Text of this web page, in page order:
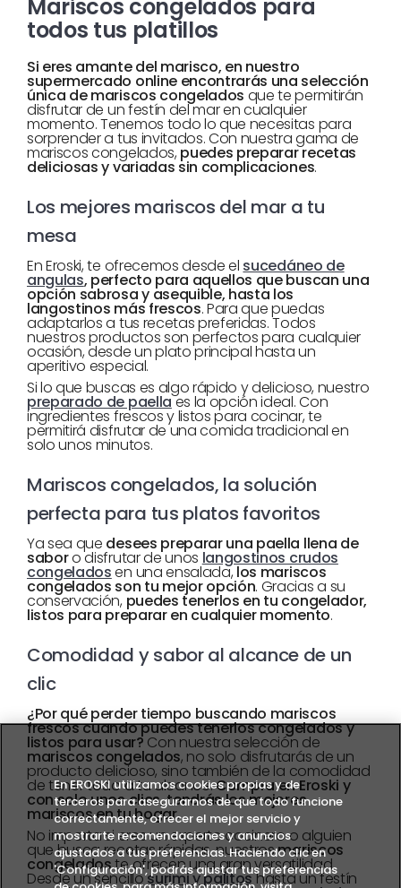
Mariscos congelados para
todos tus platillos
Si eres amante del marisco, en nuestro
supermercado online encontrarás una selección
única de mariscos congelados que te permitirán
disfrutar de un festín del mar en cualquier
momento. Tenemos todo lo que necesitas para
sorprender a tus invitados. Con nuestra gama de
mariscos congelados, puedes preparar recetas
deliciosas y variadas sin complicaciones.
Los mejores mariscos del mar a tu
mesa
En Eroski, te ofrecemos desde el sucedáneo de
angulas, perfecto para aquellos que buscan una
opción sabrosa y asequible, hasta los
langostinos más frescos. Para que puedas
adaptarlos a tus recetas preferidas. Todos
nuestros productos son perfectos para cualquier
ocasión, desde un plato principal hasta un
aperitivo especial.
Si lo que buscas es algo rápido y delicioso, nuestro
preparado de paellaes la opción ideal. Con
ingredientes frescos y listos para cocinar, te
permitirá disfrutar de una comida tradicional en
solo unos minutos.
Mariscos congelados, la solución
perfecta para tus platos favoritos
Ya sea que desees preparar una paella llena de
saboro disfrutar de unos langostinos crudos
congeladosen una ensalada, los mariscos
congelados son tu mejor opción. Gracias a su
conservación, puedes tenerlos en tu congelador,
listos para preparar en cualquier momento.
Comodidad y sabor al alcance de un
clic
¿Por qué perder tiempo buscando mariscos
frescos cuando puedes tenerlos congelados y
listos para usar? Con nuestra selección de
mariscos congelados, no solo disfrutarás de un
producto delicioso, sino también de la comodidad
de tener todo a tu alcance.Compra en Eroski y
con solo unos clics, tendrás los mejores
mariscos en tu hogar.
No importa si eres un experto cocinero o alguien
que busca recetas rápidas, nuestrosmariscos
congeladoste ofrecen una gran versatilidad.
Desde un sencillosurimi y palitoshasta un festín
En EROSKI utilizamos cookies propias y de
terceros para asegurarnos de que todo funcione
correctamente, ofrecer el mejor servicio y
mostrarte recomendaciones y anuncios
ajustados a tus preferencias. Haciendo clic en
'Configuración', podrás ajustar tus preferencias